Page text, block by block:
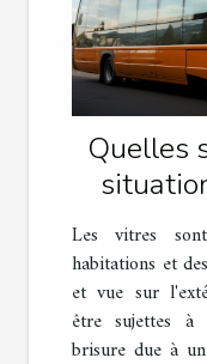
Quelles
Les vitres
habitations et
et vue sur
être sujettes
brisure due à